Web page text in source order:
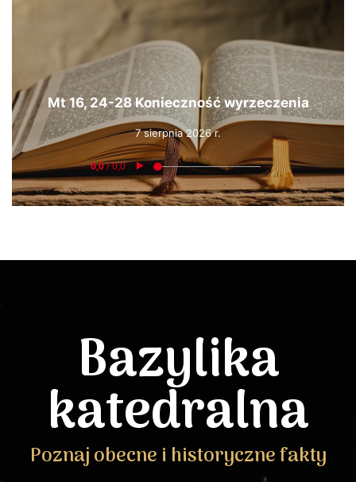
Mt 16, 24-28 Konieczność wyrzeczenia
7 sierpnia 2026 r.
Bazylika
katedralna
Poznaj obecne i historyczne fakty